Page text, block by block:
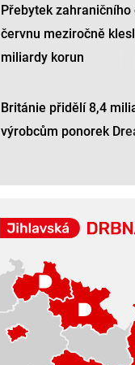
Přebytek zahraničního
červnu meziročně
miliardy korun
Británie přidělí 8,4
výrobcům ponorek